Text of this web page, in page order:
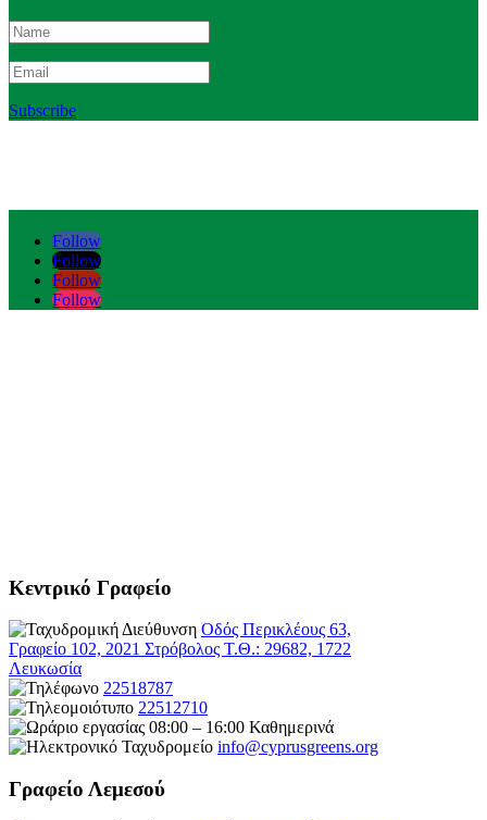
Subscribe
Follow
Follow
Follow
Follow
Κεντρικό Γραφείο
Οδός Περικλέους 63,
Γραφείο 102, 2021 Στρόβολος Τ.Θ.: 29682, 1722
Λευκωσία
22518787
22512710
08:00 – 16:00 Καθημερινά
info@cyprusgreens.org
Γραφείο Λεμεσού